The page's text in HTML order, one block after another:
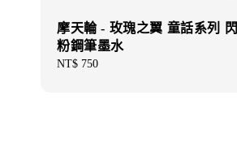
摩天輪 - 玫瑰之翼 童話系列 閃
粉鋼筆墨水
Regular
NT$ 750